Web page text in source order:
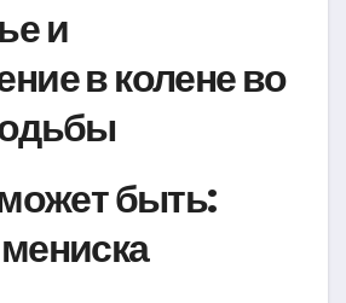
и
в колене во
быть: